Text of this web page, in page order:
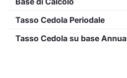
Tasso Cedola Periodale
Tasso Cedola su base Annua